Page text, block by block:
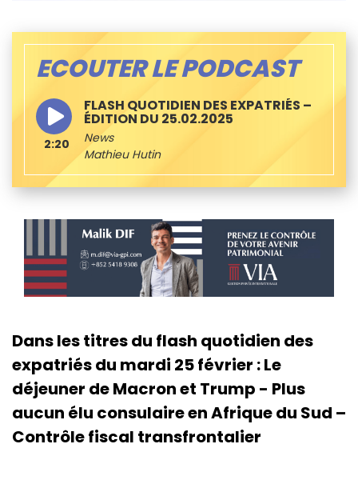
ECOUTER LE PODCAST
FLASH QUOTIDIEN DES EXPATRIÉS –
ÉDITION DU 25.02.2025
News
Mathieu Hutin
2:20
Dans les titres du flash quotidien des
expatriés du mardi 25 février : Le
déjeuner de Macron et Trump - Plus
aucun élu consulaire en Afrique du Sud –
Contrôle fiscal transfrontalier